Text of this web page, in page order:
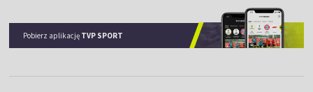
Pobierz aplikację TVP SPORT